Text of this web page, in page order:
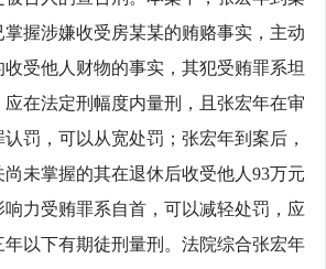
握涉嫌收受房某某的贿赂事实，主动
受他人财物的事实，其犯受贿罪系坦
在法定刑幅度内量刑，且张宏年在审
罚，可以从宽处罚；张宏年到案后，
未掌握的其在退休后收受他人93万元
力受贿罪系自首，可以减轻处罚，应
以下有期徒刑量刑。法院综合张宏年